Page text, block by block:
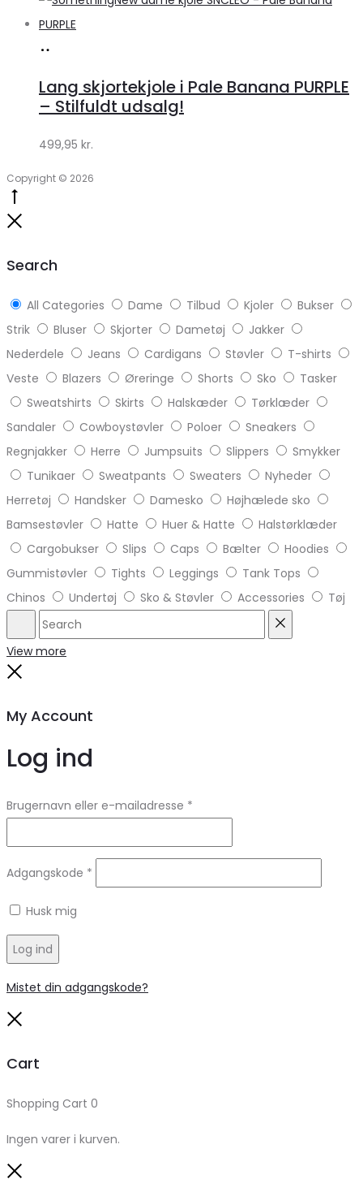
Klædeskabet.dk
Lang skjortekjole i Pale Banana PURPLE
– Stilfuldt udsalg!
499,95 kr.
Copyright © 2026
Search
All Categories Dame Tilbud Kjoler
Bukser
Strik
Bluser Skjorter Dametøj
Jakker
Nederdele
Jeans Cardigans Støvler
T-shirts
Veste
Blazers Øreringe Shorts Sko
Tasker
Sweatshirts
Skirts Halskæder
Tørklæder
Sandaler
Cowboystøvler Poloer
Sneakers
Regnjakker
Herre Jumpsuits Slippers
Smykker
Tunikaer
Sweatpants Sweaters
Nyheder
Herretøj
Handsker Damesko
Højhælede sko
Bamsestøvler
Hatte Huer & Hatte
Halstørklæder
Cargobukser
Slips Caps Bælter
Hoodies
Gummistøvler
Tights Leggings
Tank Tops
Chinos
Undertøj Sko & Støvler Accessories Tøj
Search
View more
My Account
Log ind
Brugernavn eller e-mailadresse *
Adgangskode *
Husk mig
Log ind
Mistet din adgangskode?
Cart
Shopping Cart 0
Ingen varer i kurven.